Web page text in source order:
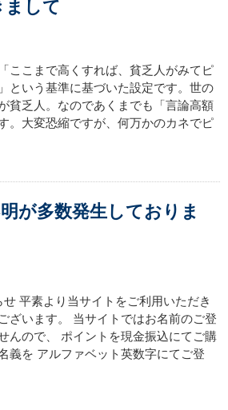
まして
ここまで高くすれば、貧乏人がみてピ
という基準に基づいた設定です。世の
貧乏人。なのであくまでも「言論高額
。大変恐縮ですが、何万かのカネでピ
明が多数発生しておりま
平素より当サイトをご利用いただき
ざいます。 当サイトではお名前のご登
んので、 ポイントを現金振込にてご購
義を アルファベット英数字にてご登